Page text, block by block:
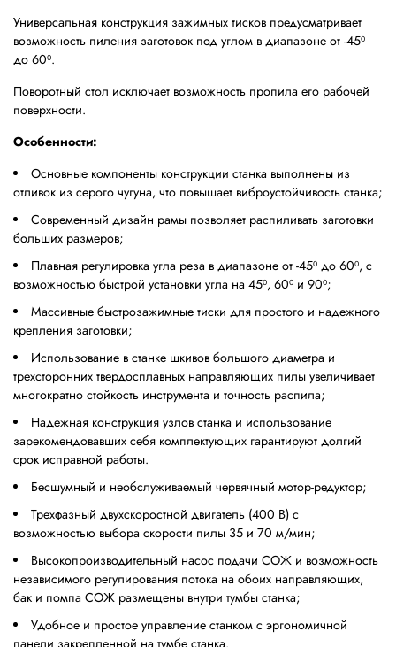
Универсальная конструкция зажимных тисков предусматривает
возможность пиления заготовок под углом в диапазоне от -45⁰
до 60⁰.
Поворотный стол исключает возможность пропила его рабочей
поверхности.
Особенности:
Основные компоненты конструкции станка выполнены из
отливок из серого чугуна, что повышает виброустойчивость станка;
Современный дизайн рамы позволяет распиливать заготовки
больших размеров;
Плавная регулировка угла реза в диапазоне от -45⁰ до 60⁰, с
возможностью быстрой установки угла на 45⁰, 60⁰ и 90⁰;
Массивные быстрозажимные тиски для простого и надежного
крепления заготовки;
Использование в станке шкивов большого диаметра и
трехсторонних твердосплавных направляющих пилы увеличивает
многократно стойкость инструмента и точность распила;
Надежная конструкция узлов станка и использование
зарекомендовавших себя комплектующих гарантируют долгий
срок исправной работы.
Бесшумный и необслуживаемый червячный мотор-редуктор;
Трехфазный двухскоростной двигатель (400 В) с
возможностью выбора скорости пилы 35 и 70 м/мин;
Высокопроизводительный насос подачи СОЖ и возможность
независимого регулирования потока на обоих направляющих,
бак и помпа СОЖ размещены внутри тумбы станка;
Удобное и простое управление станком с эргономичной
панели закрепленной на тумбе станка.